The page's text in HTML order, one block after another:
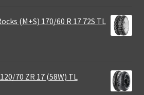
(M+S) 170/60 R 17 72S TL
70 ZR 17 (58W) TL